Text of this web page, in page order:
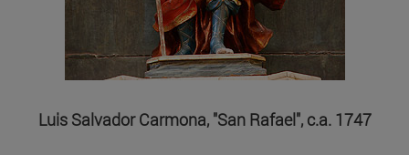
Luis Salvador Carmona, "San Rafael", c.a. 1747